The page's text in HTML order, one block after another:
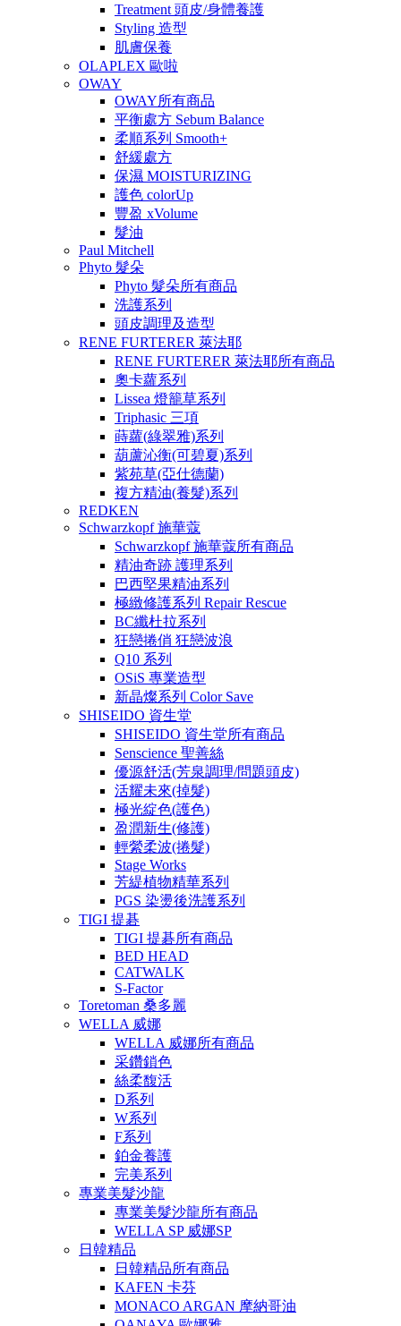
Treatment 頭皮/身體養護
Styling 造型
肌膚保養
OLAPLEX 歐啦
OWAY
OWAY所有商品
平衡處方 Sebum Balance
柔順系列 Smooth+
舒緩處方
保濕 MOISTURIZING
護色 colorUp
豐盈 xVolume
髮油
Paul Mitchell
Phyto 髮朵
Phyto 髮朵所有商品
洗護系列
頭皮調理及造型
RENE FURTERER 萊法耶
RENE FURTERER 萊法耶所有商品
奧卡蘿系列
Lissea 燈籠草系列
Triphasic 三項
蒔蘿(綠翠雅)系列
葫蘆沁衡(可碧夏)系列
紫苑草(亞仕德蘭)
複方精油(養髮)系列
REDKEN
Schwarzkopf 施華蔻
Schwarzkopf 施華蔻所有商品
精油奇跡 護理系列
巴西堅果精油系列
極緻修護系列 Repair Rescue
BC纖杜拉系列
狂戀捲俏 狂戀波浪
Q10 系列
OSiS 專業造型
新晶燦系列 Color Save
SHISEIDO 資生堂
SHISEIDO 資生堂所有商品
Senscience 聖善絲
優源舒活(芳泉調理/問題頭皮)
活耀未來(掉髮)
極光綻色(護色)
盈潤新生(修護)
輕縈柔波(捲髮)
Stage Works
芳緹植物精華系列
PGS 染燙後洗護系列
TIGI 提碁
TIGI 提碁所有商品
BED HEAD
CATWALK
S-Factor
Toretoman 桑多麗
WELLA 威娜
WELLA 威娜所有商品
采鑽鎖色
絲柔馥活
D系列
W系列
F系列
鉑金養護
完美系列
專業美髮沙龍
專業美髮沙龍所有商品
WELLA SP 威娜SP
日韓精品
日韓精品所有商品
KAFEN 卡芬
MONACO ARGAN 摩納哥油